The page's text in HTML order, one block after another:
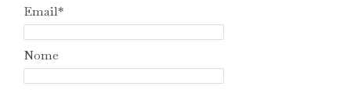
Email*
Nome